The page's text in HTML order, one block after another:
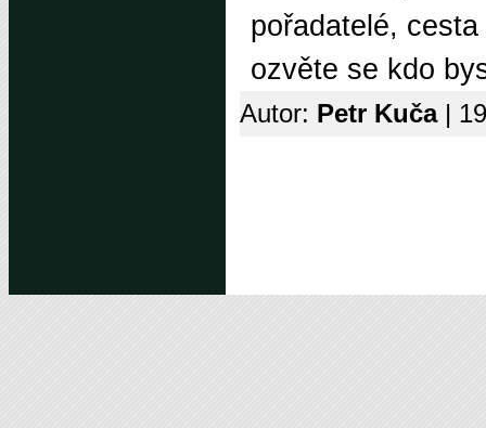
pořadatelé,
ozvěte se kdo
Autor: Petr Kuča |